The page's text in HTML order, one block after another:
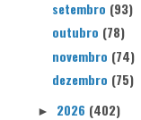
setembro (93)
outubro (78)
novembro (74)
dezembro (75)
► 2026 (402)